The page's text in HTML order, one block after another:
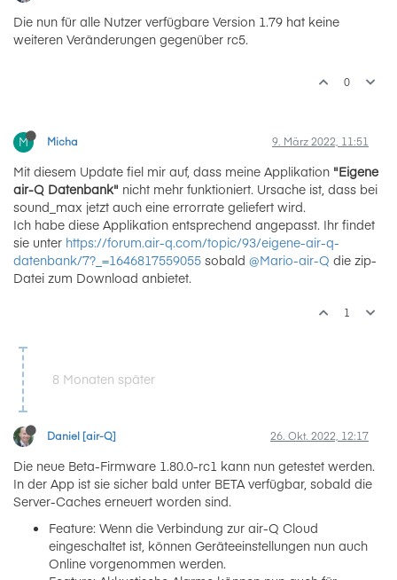
Die nun für alle Nutzer verfügbare Version 1.79 hat keine
weiteren Veränderungen gegenüber rc5.
0
M Micha 9. März 2022, 11:51
Mit diesem Update fiel mir auf, dass meine Applikation "Eigene
air-Q Datenbank" nicht mehr funktioniert. Ursache ist, dass bei
sound_max jetzt auch eine errorrate geliefert wird.
Ich habe diese Applikation entsprechend angepasst. Ihr findet
sie unter https://forum.air-q.com/topic/93/eigene-air-q-
datenbank/7?_=1646817559055 sobald @Mario-air-Q die zip-
Datei zum Download anbietet.
1
8 Monaten später
Daniel [air-Q] 26. Okt. 2022, 12:17
Die neue Beta-Firmware 1.80.0-rc1 kann nun getestet werden.
In der App ist sie sicher bald unter BETA verfügbar, sobald die
Server-Caches erneuert worden sind.
Feature: Wenn die Verbindung zur air-Q Cloud
eingeschaltet ist, können Geräteeinstellungen nun auch
Online vorgenommen werden.